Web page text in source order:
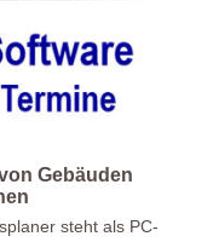
Gebäuden
steht als PC-